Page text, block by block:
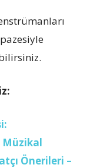
Müzikal
Önerileri –